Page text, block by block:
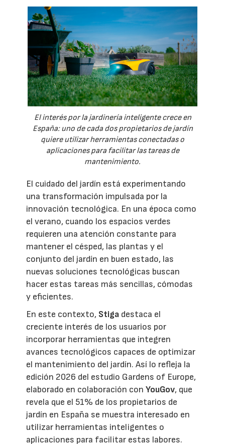
El interés por la jardinería inteligente crece en
España: uno de cada dos propietarios de jardín
quiere utilizar herramientas conectadas o
aplicaciones para facilitar las tareas de
mantenimiento.
El cuidado del jardín está experimentando
una transformación impulsada por la
innovación tecnológica. En una época como
el verano, cuando los espacios verdes
requieren una atención constante para
mantener el césped, las plantas y el
conjunto del jardín en buen estado, las
nuevas soluciones tecnológicas buscan
hacer estas tareas más sencillas, cómodas
y eficientes.
En este contexto, Stiga destaca el
creciente interés de los usuarios por
incorporar herramientas que integren
avances tecnológicos capaces de optimizar
el mantenimiento del jardín. Así lo refleja la
edición 2026 del estudio Gardens of Europe,
elaborado en colaboración conYouGov, que
revela que el 51% de los propietarios de
jardín en España se muestra interesado en
utilizar herramientas inteligentes o
aplicaciones para facilitar estas labores.